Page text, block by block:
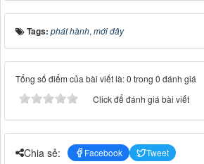
Tags: phát hành, mới đây
Tổng số điểm của bài viết là: 0 trong 0 đánh giá
Click để đánh giá bài viết
Chia sẻ: Facebook Tweet